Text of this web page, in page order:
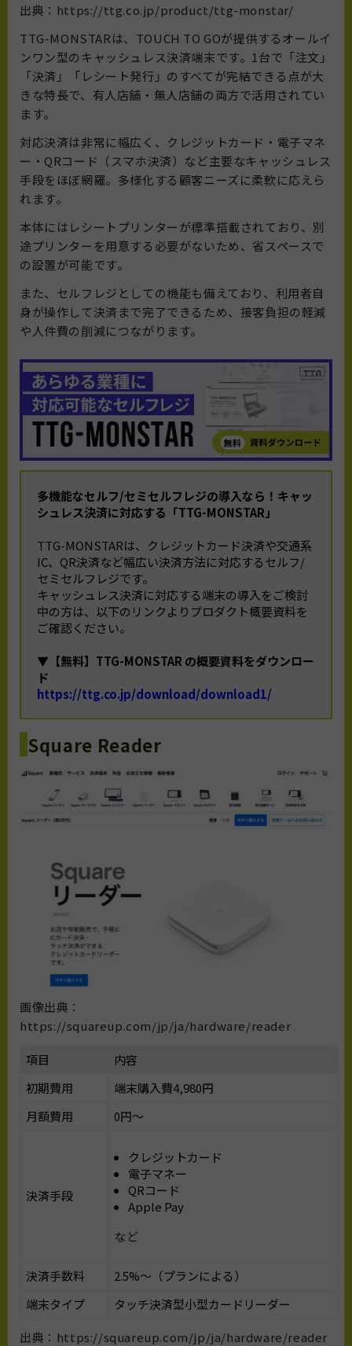
出典：https://ttg.co.jp/product/ttg-monstar/
TTG-MONSTARは、TOUCH TO GOが提供するオールイ
ンワン型のキャッシュレス決済端末です。1台で「注文」
「決済」「レシート発行」のすべてが完結できる点が大
きな特長で、有人店舗・無人店舗の両方で活用されてい
ます。
対応決済は非常に幅広く、クレジットカード・電子マネ
ー・QRコード（スマホ決済）など主要なキャッシュレス
手段をほぼ網羅。多様化する顧客ニーズに柔軟に応えら
れます。
本体にはレシートプリンターが標準搭載されており、別
途プリンターを用意する必要がないため、省スペースで
の設置が可能です。
また、セルフレジとしての機能も備えており、利用者自
身が操作して決済まで完了できるため、接客負担の軽減
や人件費の削減につながります。
多機能なセルフ/セミセルフレジの導入なら！ キャッ
シュレス決済に対応する「TTG-MONSTAR」
TTG-MONSTARは、クレジットカード決済や交通系
IC、QR決済など幅広い決済方法に対応するセルフ/
セミセルフレジです。
キャッシュレス決済に対応する端末の導入をご検討
中の方は、以下のリンクよりプロダクト概要資料を
ご確認ください。
▼【無料】TTG-MONSTAR の概要資料をダウンロー
ド
https://ttg.co.jp/download/download1/
Square Reader
画像出典：
https://squareup.com/jp/ja/hardware/reader
項目
内容
初期費用
端末購入費4,980円
月額費用
0円〜
決済手段
クレジットカード
電子マネー
QRコード
​Apple Pay
など
決済手数料
​2.5%～（プランによる）
端末タイプ
タッチ決済型小型カードリーダー
出典：https://squareup.com/jp/ja/hardware/reader